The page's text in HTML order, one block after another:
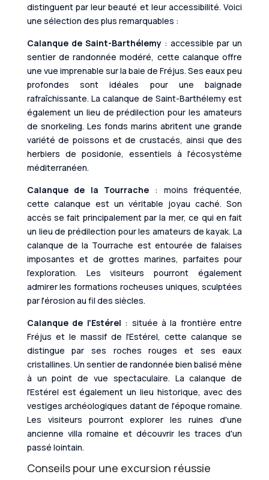
distinguent par leur beauté et leur accessibilité. Voici
une sélection des plus remarquables :
Calanque de Saint-Barthélemy: accessible par un
sentier de randonnée modéré, cette calanque offre
une vue imprenable sur la baie de Fréjus. Ses eaux peu
profondes sont idéales pour une baignade
rafraîchissante. La calanque de Saint-Barthélemy est
également un lieu de prédilection pour les amateurs
de snorkeling. Les fonds marins abritent une grande
variété de poissons et de crustacés, ainsi que des
herbiers de posidonie, essentiels à l'écosystème
méditerranéen.
Calanque de la Tourrache : moins fréquentée,
cette calanque est un véritable joyau caché. Son
accès se fait principalement par la mer, ce qui en fait
un lieu de prédilection pour les amateurs de kayak. La
calanque de la Tourrache est entourée de falaises
imposantes et de grottes marines, parfaites pour
l'exploration. Les visiteurs pourront également
admirer les formations rocheuses uniques, sculptées
par l'érosion au fil des siècles.
Calanque de l'Estérel : située à la frontière entre
Fréjus et le massif de l'Estérel, cette calanque se
distingue par ses roches rouges et ses eaux
cristallines. Un sentier de randonnée bien balisé mène
à un point de vue spectaculaire. La calanque de
l'Estérel est également un lieu historique, avec des
vestiges archéologiques datant de l'époque romaine.
Les visiteurs pourront explorer les ruines d'une
ancienne villa romaine et découvrir les traces d'un
passé lointain.
Conseils pour une excursion réussie